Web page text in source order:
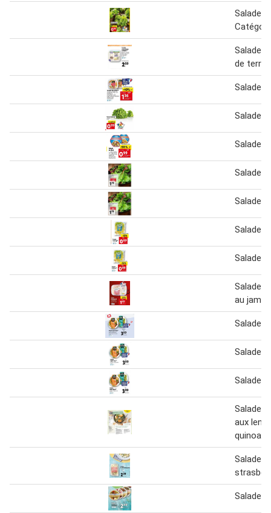
Salade
Salade
de terre
Salade
Salade
Salade
Salade
Salade
Salade
Salade
Salade
au
Salade
Salade
Salade
Salade
aux
quinoa
Salade à
Salade